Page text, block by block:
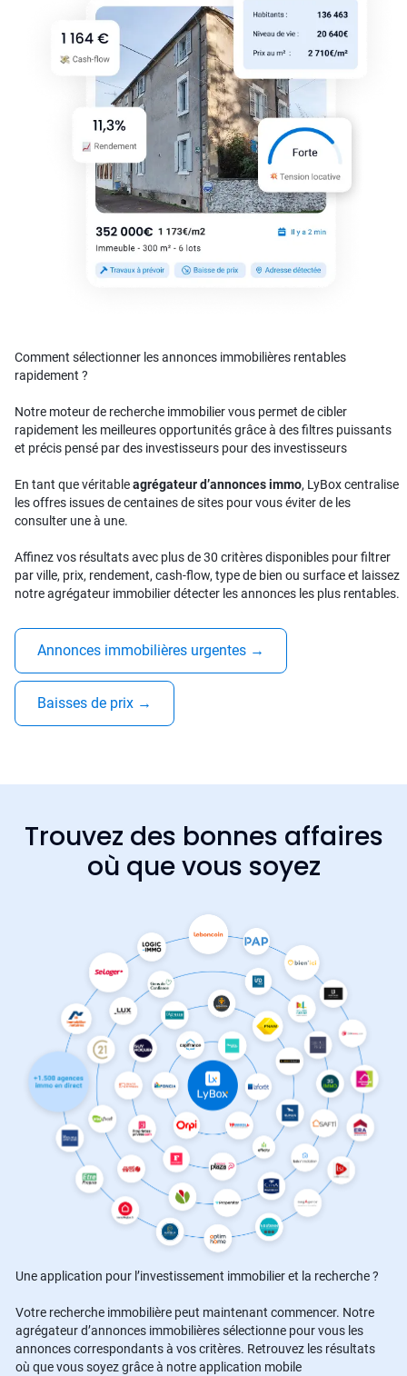
Comment sélectionner les annonces immobilières rentables
rapidement ?
Notre moteur de recherche immobilier vous permet de cibler
rapidement les meilleures opportunités grâce à des filtres puissants
et précis pensé par des investisseurs pour des investisseurs
En tant que véritableagrégateur d’annonces immo, LyBox centralise
les offres issues de centaines de sites pour vous éviter de les
consulter une à une.
Affinez vos résultats avec plus de 30 critères disponibles pour filtrer
par ville, prix, rendement, cash-flow, type de bien ou surface et laissez
notre agrégateur immobilier détecter les annonces les plus rentables.
Annonces immobilières urgentes →
Baisses de prix →
Trouvez des bonnes affaires
où que vous soyez
Une application pour l’investissement immobilier et la recherche ?
Votre recherche immobilière peut maintenant commencer. Notre
agrégateur d’annonces immobilières sélectionne pour vous les
annonces correspondants à vos critères. Retrouvez les résultats
où que vous soyez grâce à notre application mobile